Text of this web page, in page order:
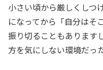
小さい頃から厳しくしつ
になってから「自分はそ
振り切ることもあります
方を気にしない環境だっ